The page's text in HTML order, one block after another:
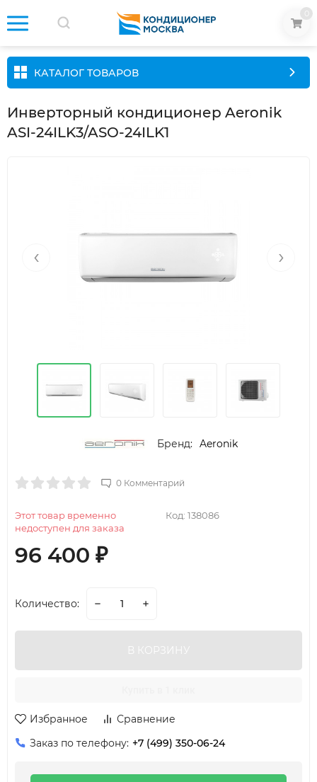
КАТАЛОГ ТОВАРОВ
Инверторный кондиционер Aeronik
ASI-24ILK3/ASO-24ILK1
‹ ›
Бренд: Aeronik
0 Комментарий
Код: 138086
Этот товар временно
недоступен для заказа
96 400 ₽
Количество:
В КОРЗИНУ
Избранное
Сравнение
Заказ по телефону: +7 (499) 350-06-24